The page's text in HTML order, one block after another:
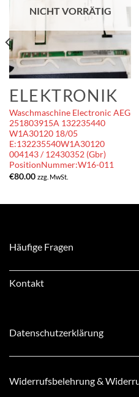
NICHT VORRÄTIG
ELEKTRONIK
Waschmaschine Electronic AEG
251803915A 132235440
W1A30120 18/05
E:132235540W1A30120
004143 / 12430352 (Gbr)
PositionNummer:W16-011
€80.00 zzg. MwSt.
Häufige Fragen
Kontakt
Datenschutzerklärung
Widerrufsbelehrung &